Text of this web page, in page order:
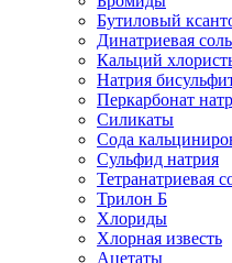
Бутиловый
Динатриевая
Кальций
Натрия
Перкарбонат
Силикаты
Сода
Сульфид натрия
Тетранатриевая
Трилон Б
Хлориды
Хлорная известь
Ацетаты